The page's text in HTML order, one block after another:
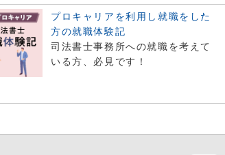
プロキャリアを利用し就職をした
方の就職体験記
司法書士事務所への就職を考えて
いる方、必見です！